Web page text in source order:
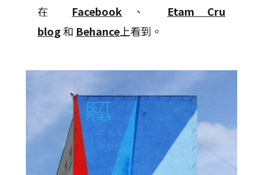
在 Facebook 、 Etam Cru
blog和 Behance 上看到。